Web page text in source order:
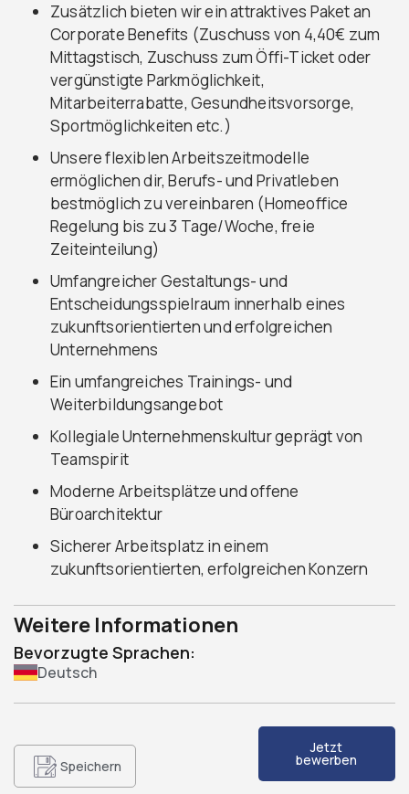
Zusätzlich bieten wir ein attraktives Paket an
Corporate Benefits (Zuschuss von 4,40€ zum
Mittagstisch, Zuschuss zum Öffi-Ticket oder
vergünstigte Parkmöglichkeit,
Mitarbeiterrabatte, Gesundheitsvorsorge,
Sportmöglichkeiten etc.)
Unsere flexiblen Arbeitszeitmodelle
ermöglichen dir, Berufs- und Privatleben
bestmöglich zu vereinbaren (Homeoffice
Regelung bis zu 3 Tage/Woche, freie
Zeiteinteilung)
Umfangreicher Gestaltungs- und
Entscheidungsspielraum innerhalb eines
zukunftsorientierten und erfolgreichen
Unternehmens
Ein umfangreiches Trainings- und
Weiterbildungsangebot
Kollegiale Unternehmenskultur geprägt von
Teamspirit
Moderne Arbeitsplätze und offene
Büroarchitektur
Sicherer Arbeitsplatz in einem
zukunftsorientierten, erfolgreichen Konzern
Weitere Informationen
Bevorzugte Sprachen:
Deutsch
Speichern
Jetzt
bewerben